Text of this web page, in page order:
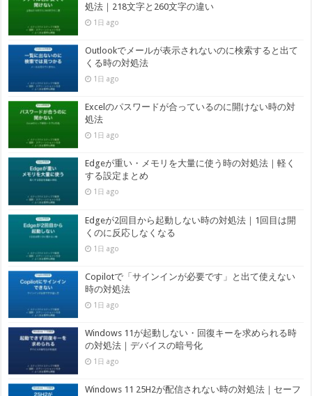
処法｜218文字と260文字の違い
1日 ago
Outlookでメールが表示されないのに検索すると出て
くる時の対処法
1日 ago
Excelのパスワードが合っているのに開けない時の対
処法
1日 ago
Edgeが重い・メモリを大量に使う時の対処法｜軽く
する設定まとめ
1日 ago
Edgeが2回目から起動しない時の対処法｜1回目は開
くのに反応しなくなる
1日 ago
Copilotで「サインインが必要です」と出て使えない
時の対処法
1日 ago
Windows 11が起動しない・回復キーを求められる時
の対処法｜デバイスの暗号化
1日 ago
Windows 11 25H2が配信されない時の対処法｜セーフ